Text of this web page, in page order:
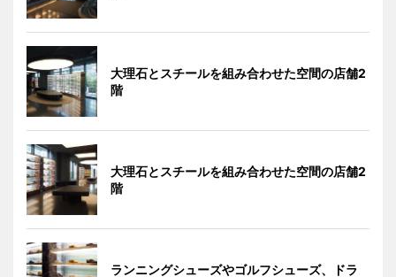
大理石とスチールを組み合わせた空間の店舗2
階
大理石とスチールを組み合わせた空間の店舗2
階
ランニングシューズやゴルフシューズ、ドラ